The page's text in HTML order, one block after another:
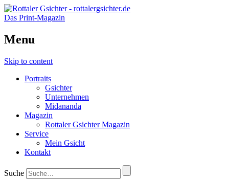
Das Print-Magazin
Menu
Skip to content
Portraits
Gsichter
Unternehmen
Midananda
Magazin
Rottaler Gsichter Magazin
Service
Mein Gsicht
Kontakt
Suche